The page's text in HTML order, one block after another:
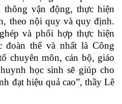
vận động, thực hiện
theo nội quy và quy định.
và phối hợp thực hiện
đoàn thể và nhất là Công
chuyên môn, cán bộ, giáo
học sinh sẽ giúp cho
đạt hiệu quả cao”, thầy Lê